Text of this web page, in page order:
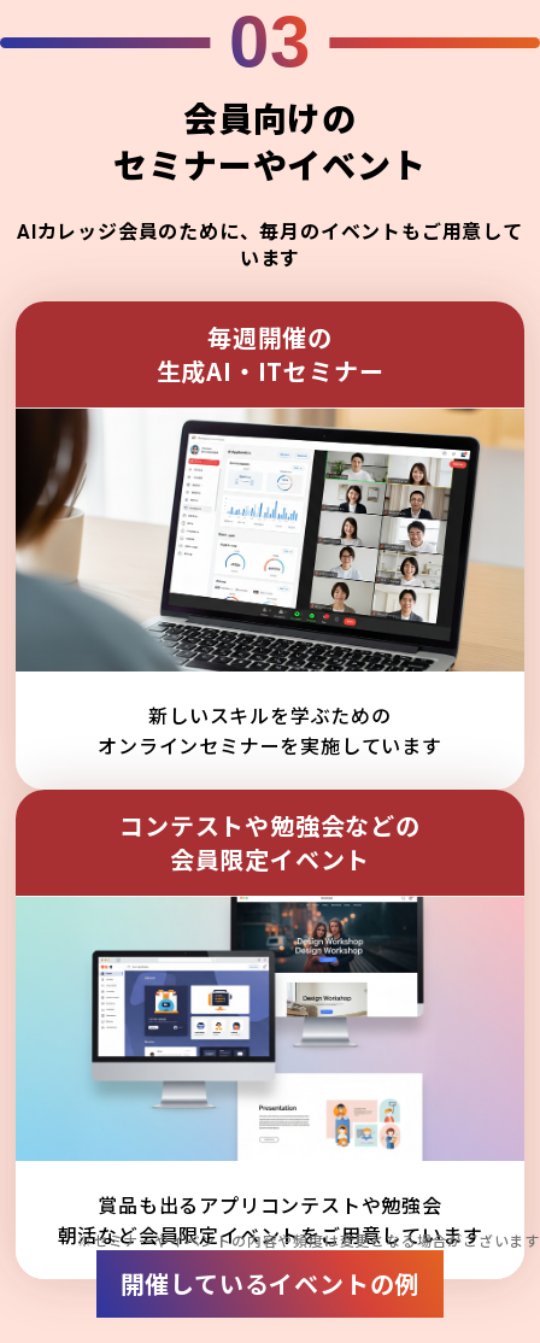
03
会員向けの
セミナーやイベント
AIカレッジ会員のために、毎月のイベントもご用意して
います
毎週開催の
生成AI・ITセミナー
新しいスキルを学ぶための
オンラインセミナーを実施しています
コンテストや勉強会などの
会員限定イベント
賞品も出るアプリコンテストや勉強会
朝活など会員限定イベントをご用意しています
※セミナーやイベントの内容や頻度は変更となる場合がございます
開催しているイベントの例